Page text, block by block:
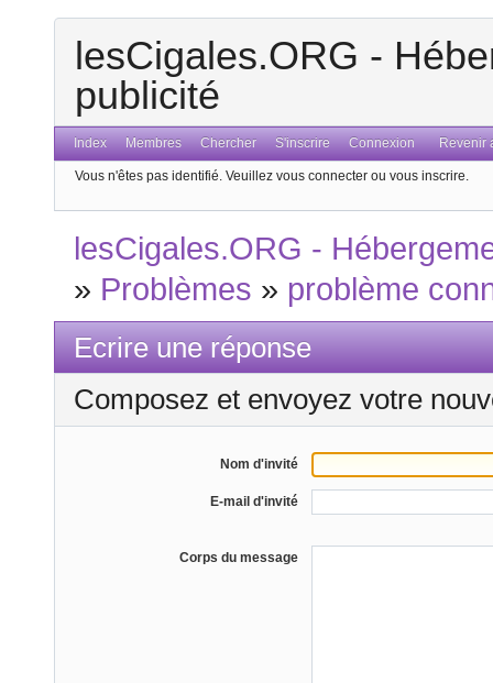
lesCigales.ORG -
publicité
Index Membres Chercher S'inscrire Connexion Revenir
Vous n'êtes pas identifié. Veuillez vous connecter ou vous inscrire.
lesCigales.ORG -
» Problèmes » problème
Ecrire une réponse
Composez et envoyez votre
Nom d'invité
E-mail d'invité
Corps du message